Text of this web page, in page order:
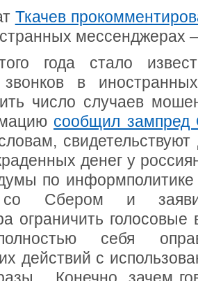
Ткачев
года стало
звонков в
число случаев
сообщил зампред
денег у
по
со Сбером и
ограничить
себя
действий с